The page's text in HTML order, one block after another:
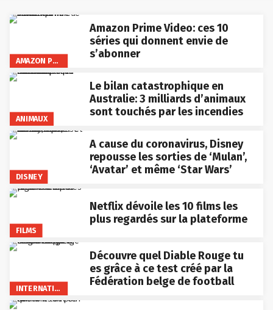
AMAZON PRIME VIDEO
Amazon Prime Video: ces 10
séries qui donnent envie de
s’abonner
ANIMAUX
Le bilan catastrophique en
Australie: 3 milliards d’animaux
sont touchés par les incendies
DISNEY
A cause du coronavirus, Disney
repousse les sorties de ‘Mulan’,
‘Avatar’ et même ‘Star Wars’
FILMS
Netflix dévoile les 10 films les
plus regardés sur la plateforme
INTERNATIONAL
Découvre quel Diable Rouge tu
es grâce à ce test créé par la
Fédération belge de football